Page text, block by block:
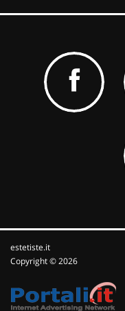
estetiste.it
Copyright © 2026